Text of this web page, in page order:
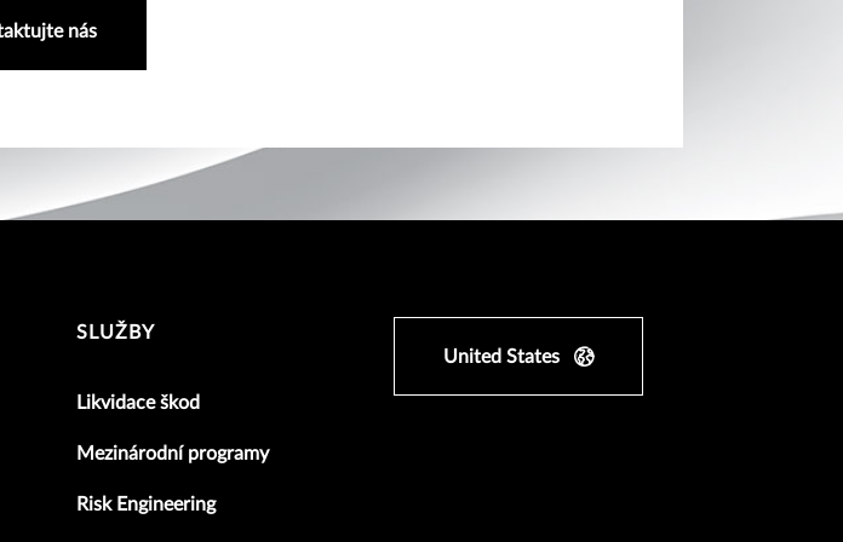
nás
SLUŽBY
Likvidace škod
Mezinárodní programy
Risk Engineering
United States